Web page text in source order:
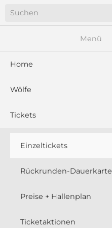
Menü
Home
Wölfe
Tickets
Einzeltickets
Rückrunden-Dauerkarte
Preise + Hallenplan
Ticketaktionen